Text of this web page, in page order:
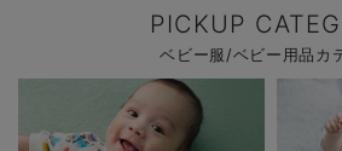
PICKUP
ベビー服/ベビー用品カ